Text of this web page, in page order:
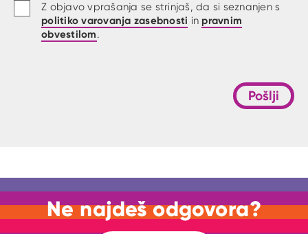
Z objavo vprašanja se strinjaš, da si seznanjen s
politiko varovanja zasebnosti in pravnim
obvestilom.
Pošlji
Ne najdeš odgovora?